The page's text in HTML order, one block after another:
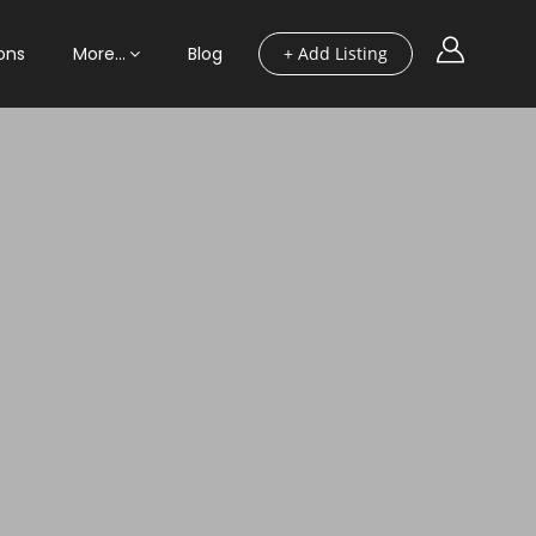
+ Add Listing
More… Blog